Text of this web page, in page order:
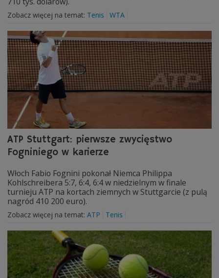
Zobacz więcej na temat: Tenis WTA
ATP Stuttgart: pierwsze zwycięstwo
Fogniniego w karierze
Włoch Fabio Fognini pokonał Niemca Philippa
Kohlschreibera 5:7, 6:4, 6:4 w niedzielnym w finale
turnieju ATP na kortach ziemnych w Stuttgarcie (z pulą
nagród 410 200 euro).
Zobacz więcej na temat: ATP Tenis